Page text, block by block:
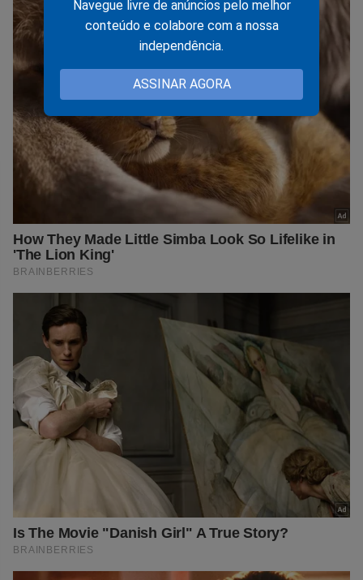
Navegue livre de anúncios pelo melhor
conteúdo e colabore com a nossa
independência.
ASSINAR AGORA